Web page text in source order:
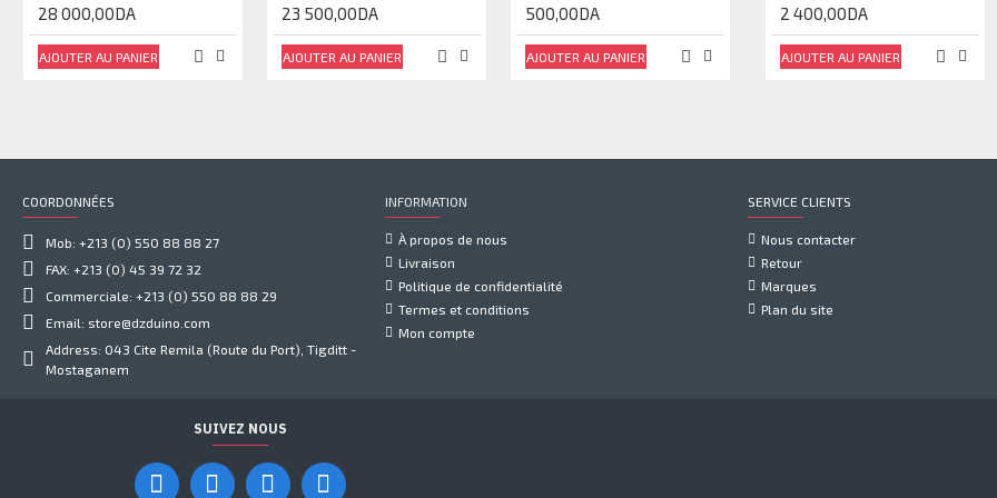
28 000,00DA
AJOUTER AU PANIER
23 500,00DA
AJOUTER AU PANIER
500,00DA
AJOUTER AU PANIER
400,00DA
AJOUTER AU PANIER
2 400,00DA
AJOUTER AU PANIER
COORDONNÉES
Mob: +213 (0) 550 88 88 27
FAX: +213 (0) 45 39 72 32
Commerciale: +213 (0) 550 88 88 29
Email: store@dzduino.com
Address: 043 Cite Remila (Route du Port), Tigditt -
Mostaganem
INFORMATION
À propos de nous
Livraison
Politique de confidentialité
Termes et conditions
Mon compte
SERVICE CLIENTS
Nous contacter
Retour
Marques
Plan du site
SUIVEZ NOUS